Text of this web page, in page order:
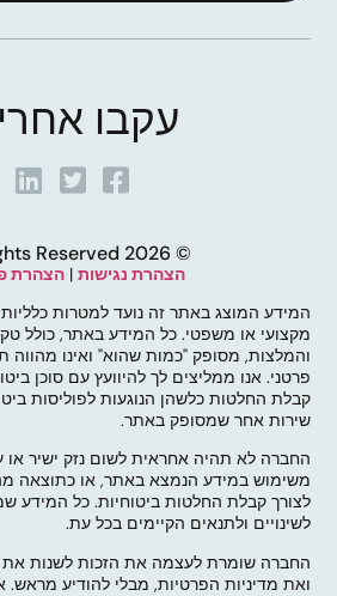
עקבו
© 2026 All Rights Reserved
הצהרת נגישות | הצהרת
המידע המוצג באתר זה נועד למטרות כלליות
מקצועי או משפטי. כל המידע באתר, כולל
והמלצות, מסופק "כמות שהוא" ואינו מהווה
פרטני. אנו ממליצים לך להיוועץ עם סוכן
קבלת החלטות כלשהן הנוגעות לפוליסות
שירות אחר שמסופק באתר.
החברה לא תהיה אחראית לשום נזק ישיר או
משימוש במידע הנמצא באתר, או כתוצאה
לצורך קבלת החלטות ביטוחיות. כל המידע
לשינויים ולתנאים הקיימים בכל עת.
החברה שומרת לעצמה את הזכות לשנות
ואת מדיניות הפרטיות, מבלי להודיע מראש.